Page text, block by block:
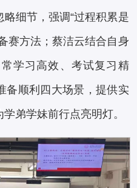
细节，强调“过程积累是
赛方法；蔡洁云结合自身
学习高效、考试复习精
备顺利四大场景，提供实
弟学妹前行点亮明灯。